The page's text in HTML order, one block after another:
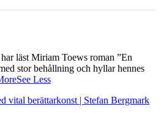
läst Miriam Toews roman ”En
stor behållning och hyllar hennes
See Less
vital berättarkonst | Stefan Bergmark